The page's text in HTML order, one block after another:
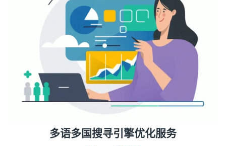
多语多国搜寻引擎优化服务